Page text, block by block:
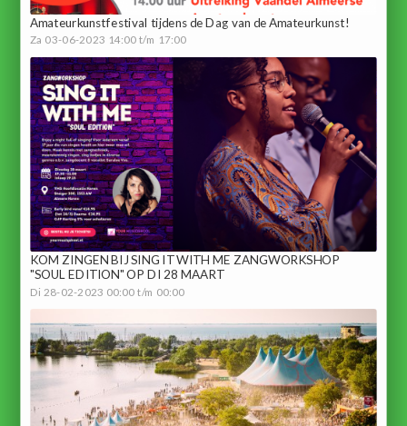
Amateurkunstfestival tijdens de Dag van de Amateurkunst!
Za 03-06-2023 14:00 t/m 17:00
KOM ZINGEN BIJ SING IT WITH ME ZANGWORKSHOP
"SOUL EDITION" OP DI 28 MAART
Di 28-02-2023 00:00 t/m 00:00